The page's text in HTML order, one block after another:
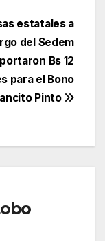
estatales a
del Sedem
Bs 12
para el Bono
Pinto